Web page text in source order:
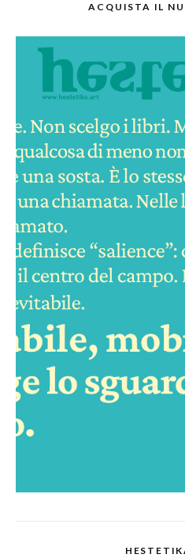
ACQUISTA IL